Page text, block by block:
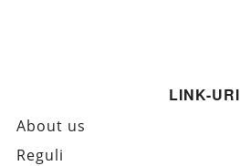
LINK-URI
About us
Reguli